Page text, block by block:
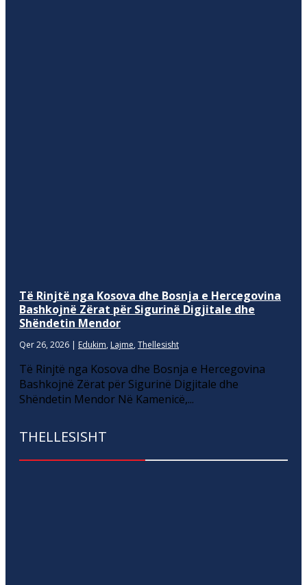
Të Rinjtë nga Kosova dhe Bosnja e Hercegovina
Bashkojnë Zërat për Sigurinë Digjitale dhe
Shëndetin Mendor
Qer 26, 2026 | Edukim, Lajme, Thellesisht
Të Rinjtë nga Kosova dhe Bosnja e Hercegovina
Bashkojnë Zërat për Sigurinë Digjitale dhe
Shëndetin Mendor Në Kamenicë,...
THELLESISHT